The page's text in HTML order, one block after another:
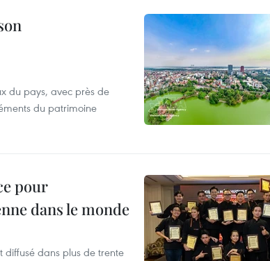
du pays, avec près de
du patrimoine
pour
dans le monde
dans plus de trente